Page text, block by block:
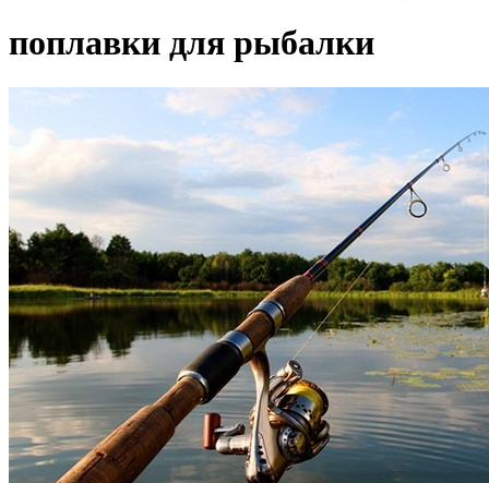
поплавки для рыбалки